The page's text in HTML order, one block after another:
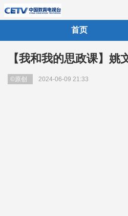
首页
【我和我的思政课】
©原创 2024-06-09 21:33